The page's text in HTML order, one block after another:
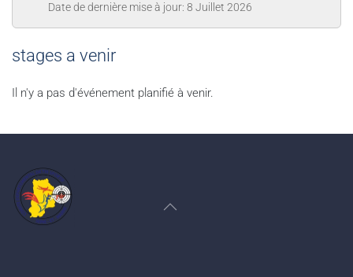
Date de dernière mise à jour: 8 Juillet 2026
stages a venir
Il n'y a pas d'événement planifié à venir.